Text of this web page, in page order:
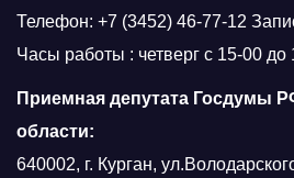
Телефон: +7 (3452) 46-77-12
Часы работы : четверг с 15-00 до
Приемная депутата Госдумы
области:
640002, г. Курган,